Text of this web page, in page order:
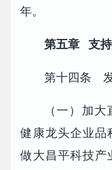
年。
第五章 支
第十四条
（一）加
健康龙头企业品
做大昌平科技产